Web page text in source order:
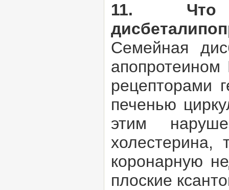
11. Что
Семейная
рецепторами
печенью
этим
холестерина,
коронарную
плоские